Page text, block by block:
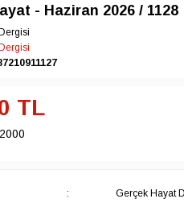
- Haziran 2026 / 1128
TL
2000
:
Gerçek Hayat